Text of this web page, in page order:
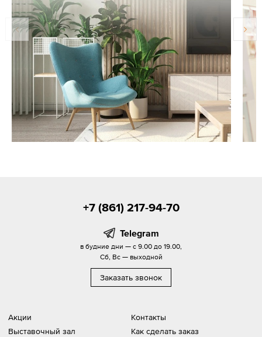
Акции
Выставочный зал
Контакты
Как сделать заказ
+7 (861) 217-94-70
Telegram
в будние дни — с 9.00 до 19.00,
Сб, Вс — выходной
Заказать звонок